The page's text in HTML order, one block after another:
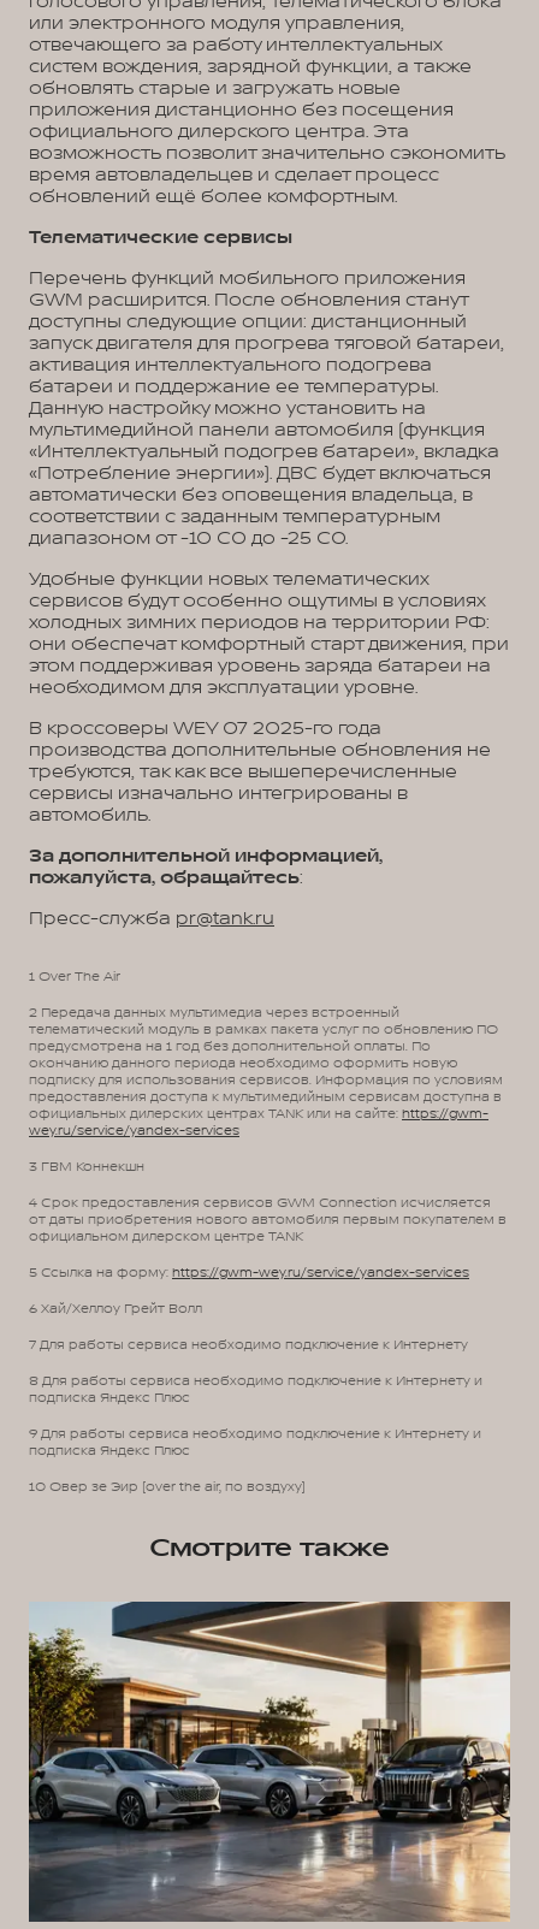
или электронного модуля управления,
отвечающего за работу интеллектуальных
систем вождения, зарядной функции, а также
обновлять старые и загружать новые
приложения дистанционно без посещения
официального дилерского центра. Эта
возможность позволит значительно сэкономить
время автовладельцев и сделает процесс
обновлений ещё более комфортным.
Телематические сервисы
Перечень функций мобильного приложения
GWM расширится. После обновления станут
доступны следующие опции: дистанционный
запуск двигателя для прогрева тяговой батареи,
активация интеллектуального подогрева
батареи и поддержание ее температуры.
Данную настройку можно установить на
мультимедийной панели автомобиля (функция
«Интеллектуальный подогрев батареи», вкладка
«Потребление энергии»). ДВС будет включаться
автоматически без оповещения владельца, в
соответствии с заданным температурным
диапазоном от -10 С0 до -25 С0.
Удобные функции новых телематических
сервисов будут особенно ощутимы в условиях
холодных зимних периодов на территории РФ:
они обеспечат комфортный старт движения, при
этом поддерживая уровень заряда батареи на
необходимом для эксплуатации уровне.
В кроссоверы WEY 07 2025-го года
производства дополнительные обновления не
требуются, так как все вышеперечисленные
сервисы изначально интегрированы в
автомобиль.
За дополнительной информацией,
пожалуйста, обращайтесь:
Пресс-служба pr@tank.ru
1 Over The Air
2 Передача данных мультимедиа через встроенный
телематический модуль в рамках пакета услуг по обновлению ПО
предусмотрена на 1 год без дополнительной оплаты. По
окончанию данного периода необходимо оформить новую
подписку для использования сервисов. Информация по условиям
предоставления доступа к мультимедийным сервисам доступна в
официальных дилерских центрах TANK или на сайте: https://gwm-
wey.ru/service/yandex-services
3 ГВМ Коннекшн
4 Срок предоставления сервисов GWM Connection исчисляется
от даты приобретения нового автомобиля первым покупателем в
официальном дилерском центре TANK
5 Ссылка на форму: https://gwm-wey.ru/service/yandex-services
6 Хай/Хеллоу Грейт Волл
7 Для работы сервиса необходимо подключение к Интернету
8 Для работы сервиса необходимо подключение к Интернету и
подписка Яндекс Плюс
9 Для работы сервиса необходимо подключение к Интернету и
подписка Яндекс Плюс
10 Овер зе Эир (over the air, по воздуху)
Смотрите также